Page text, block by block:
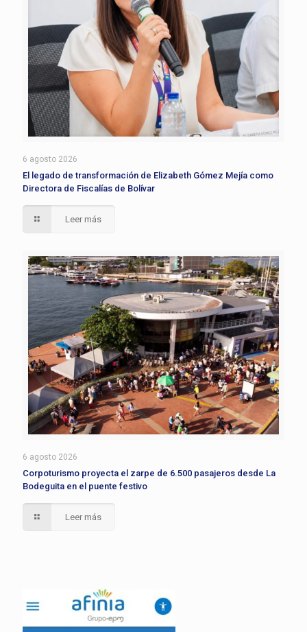
6 agosto 2026
El legado de transformación de Elizabeth Gómez Mejía como
Directora de Fiscalías de Bolívar
Leer más
6 agosto 2026
Corpoturismo proyecta el zarpe de 6.500 pasajeros desde La
Bodeguita en el puente festivo
Leer más